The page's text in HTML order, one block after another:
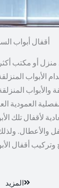
أقفال أبواب
أو مكتب أكثر
الأبواب
والأبواب
العمودية
لأقفال تلك
والأعطال.
وتركيب أقفال
المزيد